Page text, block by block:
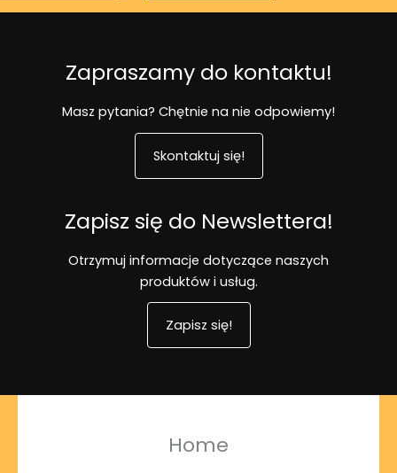
Zapraszamy do kontaktu!
Masz pytania? Chętnie na nie odpowiemy!
Skontaktuj się!
Zapisz się do Newslettera!
Otrzymuj informacje dotyczące naszych
produktów i usług.
Zapisz się!
Home